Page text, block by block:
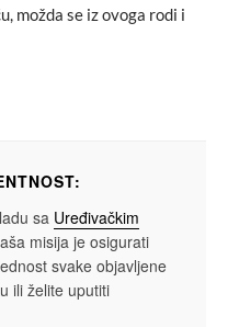
možda se iz ovoga rodi i
sa Uređivačkim
misija je osigurati
svake objavljene
ili želite uputiti